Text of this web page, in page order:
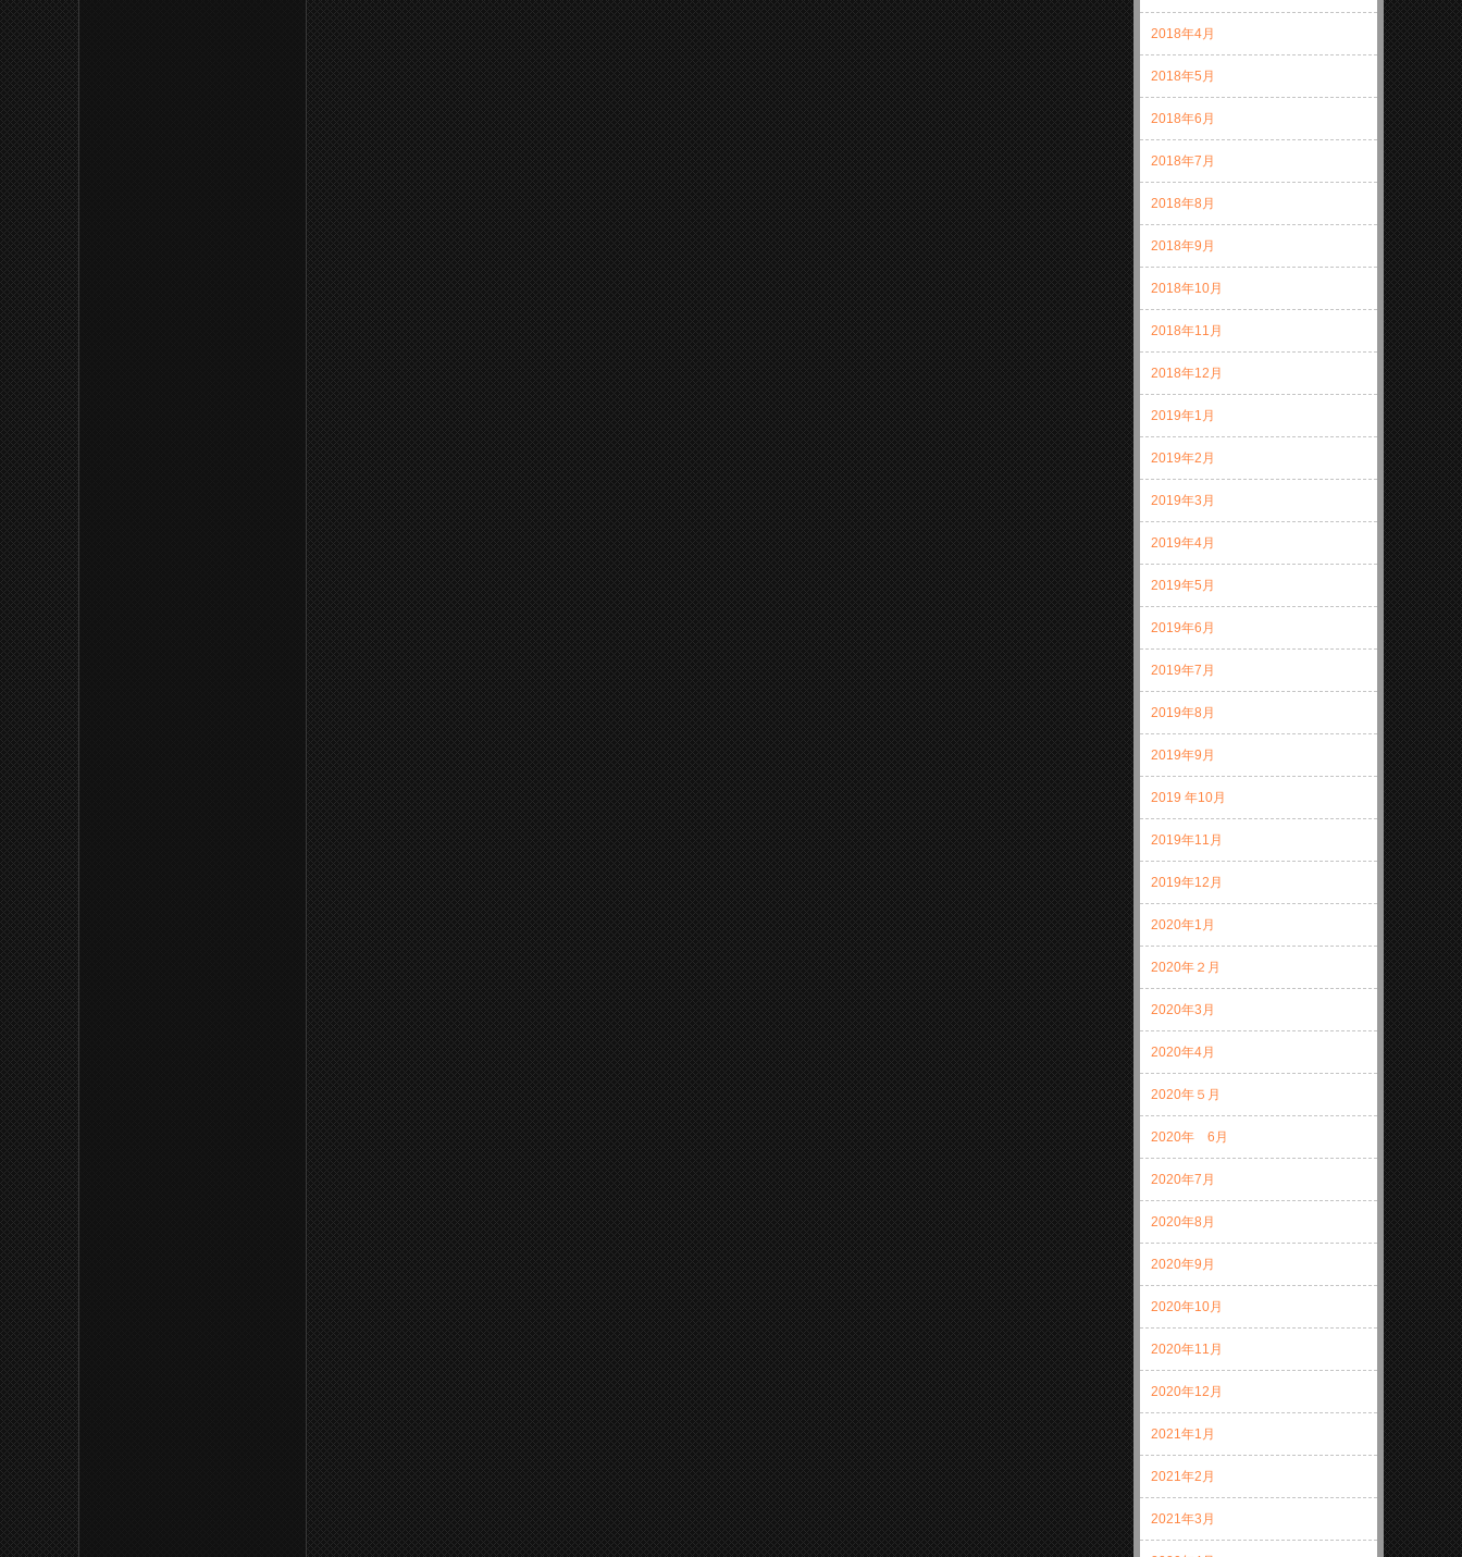
2018年4月
2018年5月
2018年6月
2018年7月
2018年8月
2018年9月
2018年10月
2018年11月
2018年12月
2019年1月
2019年2月
2019年3月
2019年4月
2019年5月
2019年6月
2019年7月
2019年8月
2019年9月
2019 年10月
2019年11月
2019年12月
2020年1月
2020年２月
2020年3月
2020年4月
2020年５月
2020年 6月
2020年7月
2020年8月
2020年9月
2020年10月
2020年11月
2020年12月
2021年1月
2021年2月
2021年3月